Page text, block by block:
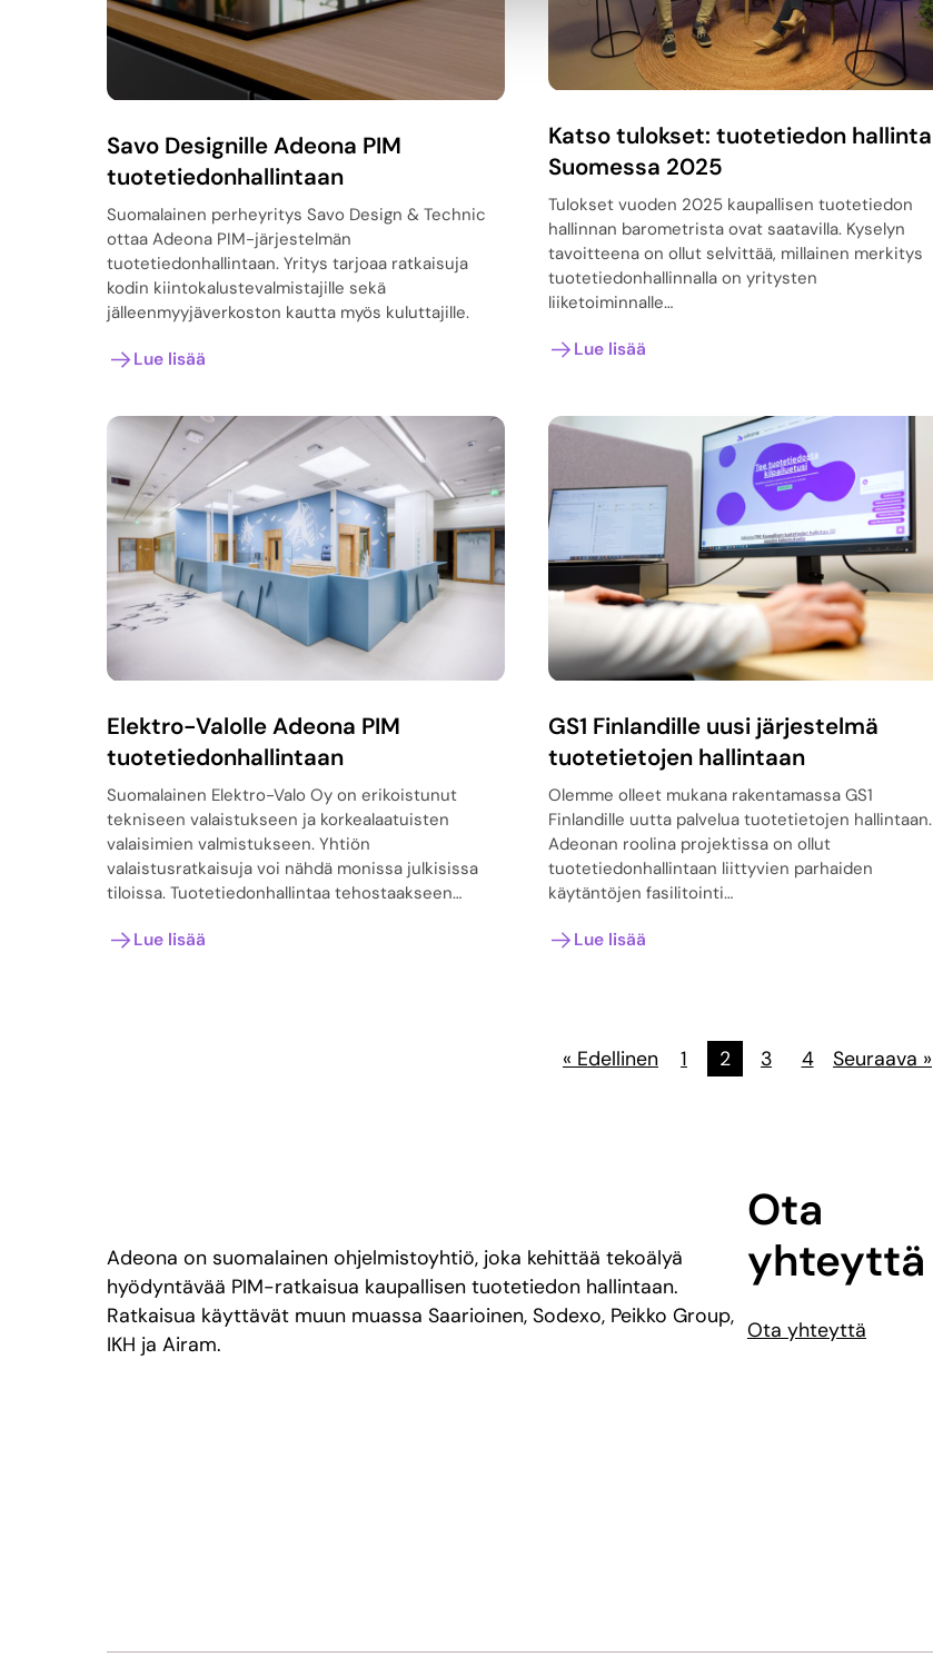
Savo Designille Adeona PIM
tuotetiedonhallintaan
Suomalainen perheyritys Savo Design & Technic
ottaa Adeona PIM-järjestelmän
tuotetiedonhallintaan. Yritys tarjoaa ratkaisuja
kodin kiintokalustevalmistajille sekä
jälleenmyyjäverkoston kautta myös kuluttajille.
Lue lisää
Katso tulokset: tuotetiedon hallinta
Suomessa 2025
Tulokset vuoden 2025 kaupallisen tuotetiedon
hallinnan barometrista ovat saatavilla. Kyselyn
tavoitteena on ollut selvittää, millainen merkitys
tuotetiedonhallinnalla on yritysten
liiketoiminnalle…
Lue lisää
Elektro-Valolle Adeona PIM
tuotetiedonhallintaan
Suomalainen Elektro-Valo Oy on erikoistunut
tekniseen valaistukseen ja korkealaatuisten
valaisimien valmistukseen. Yhtiön
valaistusratkaisuja voi nähdä monissa julkisissa
tiloissa. Tuotetiedonhallintaa tehostaakseen…
Lue lisää
GS1 Finlandille uusi järjestelmä
tuotetietojen hallintaan
Olemme olleet mukana rakentamassa GS1
Finlandille uutta palvelua tuotetietojen hallintaan.
Adeonan roolina projektissa on ollut
tuotetiedonhallintaan liittyvien parhaiden
käytäntöjen fasilitointi…
Lue lisää
« Edellinen 1 2 3 4 Seuraava »
Adeona on suomalainen ohjelmistoyhtiö, joka kehittää tekoälyä
hyödyntävää PIM-ratkaisua kaupallisen tuotetiedon hallintaan.
Ratkaisua käyttävät muun muassa Saarioinen, Sodexo, Peikko Group,
IKH ja Airam.
Ota
yhteyttä
Ota yhteyttä